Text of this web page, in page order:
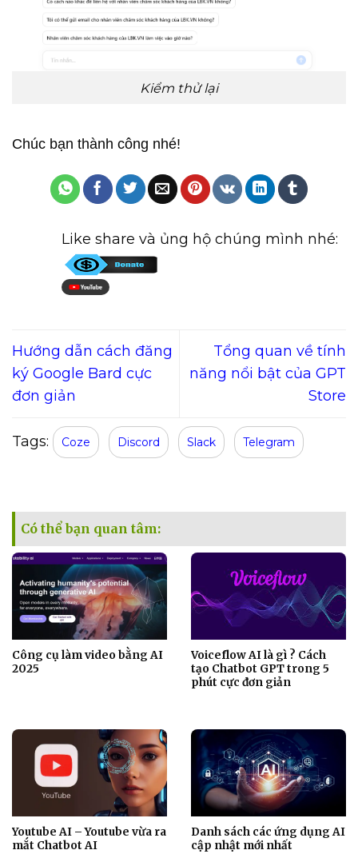
Kiểm thử lại
Chúc bạn thành công nhé!
Like share và ủng hộ chúng mình nhé:
Hướng dẫn cách đăng
ký Google Bard cực
đơn giản
Tổng quan về tính
năng nổi bật của GPT
Store
Tags: Coze Discord Slack Telegram
Có thể bạn quan tâm:
Công cụ làm video bằng AI
2025
Voiceflow AI là gì ? Cách
tạo Chatbot GPT trong 5
phút cực đơn giản
Youtube AI – Youtube vừa ra
mắt Chatbot AI
Danh sách các ứng dụng AI
cập nhật mới nhất